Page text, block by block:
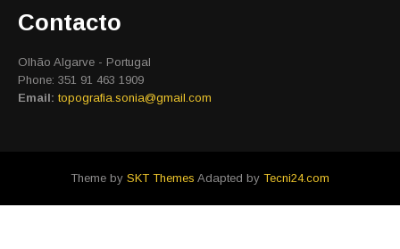
Contacto
Olhão Algarve - Portugal
Phone: 351 91 463 1909
Email: topografia.sonia@gmail.com
Theme by SKT Themes Adapted by Tecni24.com